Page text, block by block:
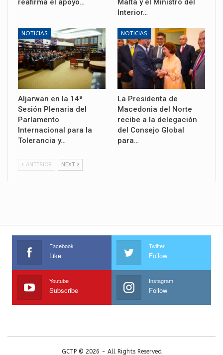
reafirma el apoyo…
Malta y el Ministro del
Interior…
NOTICIAS
Aljarwan en la 14ª
Sesión Plenaria del
Parlamento
Internacional para la
Tolerancia y…
NOTICIAS
La Presidenta de
Macedonia del Norte
recibe a la delegación
del Consejo Global
para…
ANTERIOR NEXT
Facebook
Like
Twitter
Follow
Youtube
Subscribe
Instagram
Follow
GCTP © 2026 - All Rights Reserved